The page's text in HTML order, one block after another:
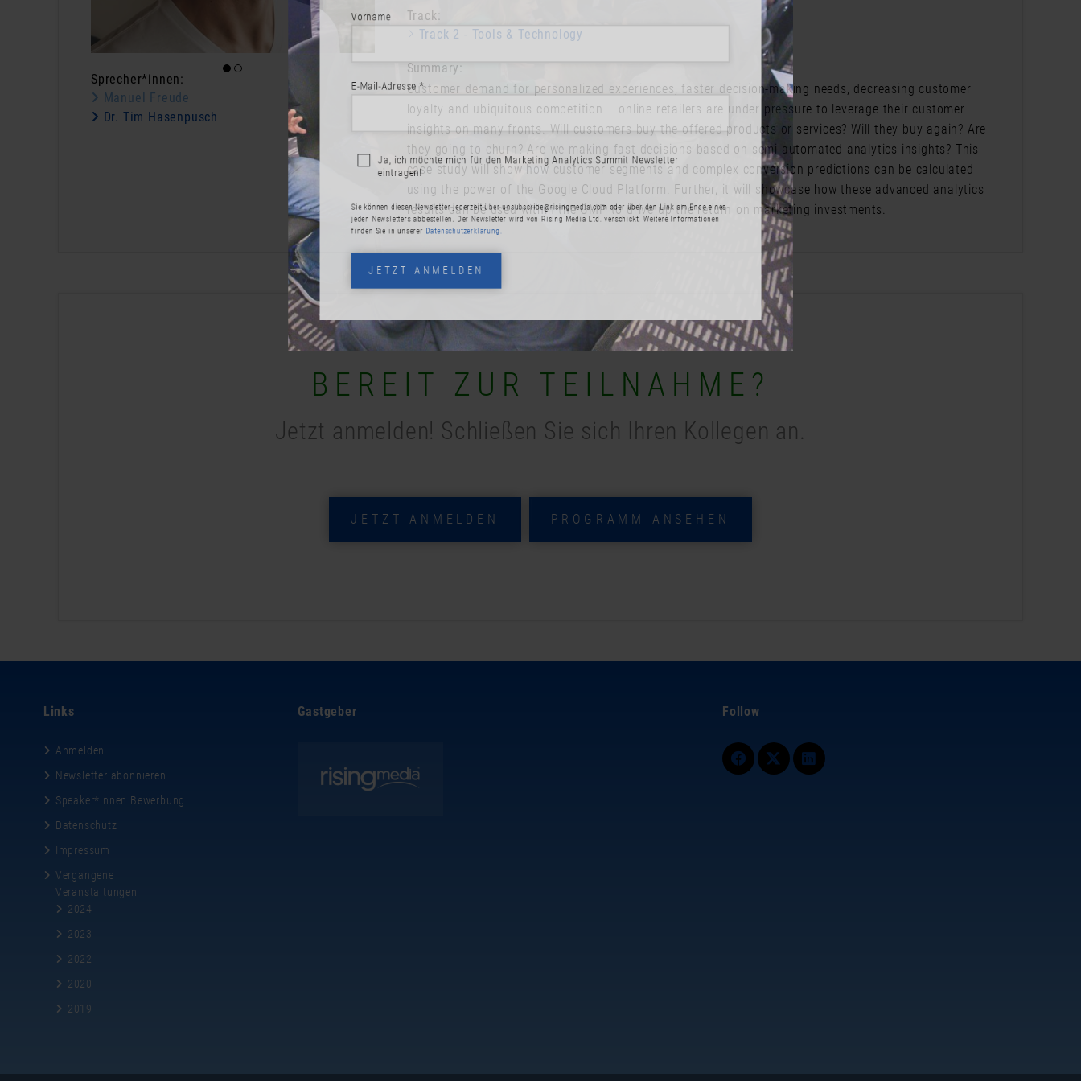
Sprecher*innen:
Manuel Freude
Dr. Tim Hasenpusch
Track:
Track 2 - Tools & Technology
Summary:
Customer demand for personalized experiences, faster decision-making needs, decreasing customer
loyalty and ubiquitous competition – online retailers are under pressure to leverage their customer
insights on many fronts. Will customers buy the offered products or services? Will they buy again? Are
they going to churn? Are we making fast decisions based on semi-automated analytics insights? This
case study will show how customer segments and complex conversion predictions can be calculated
using the power of the Google Cloud Platform. Further, it will showcase how these advanced analytics
results can be used within the GMP to drive up the return on marketing investments.
BEREIT ZUR TEILNAHME?
Jetzt anmelden! Schließen Sie sich Ihren Kollegen an.
JETZT ANMELDEN PROGRAMM ANSEHEN
Links
Anmelden
Newsletter abonnieren
Speaker*innen Bewerbung
Datenschutz
Impressum
Vergangene
Veranstaltungen
2024
2023
2022
2020
2019
Gastgeber Follow
Vorname
E-Mail-Adresse *
Ja, ich möchte mich für den Marketing Analytics Summit Newsletter
eintragen!
Sie können diesen Newsletter jederzeit über
oder über den Link am Ende eines
jeden Newsletters abbestellen. Der Newsletter wird von Rising Media Ltd. verschickt. Weitere Informationen
finden Sie in unserer
JETZT ANMELDEN